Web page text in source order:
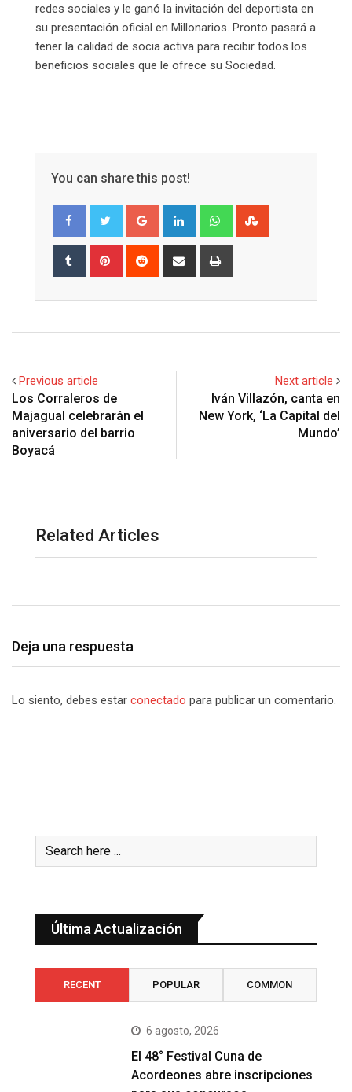
redes sociales y le ganó la invitación del deportista en
su presentación oficial en Millonarios. Pronto pasará a
tener la calidad de socia activa para recibir todos los
beneficios sociales que le ofrece su Sociedad.
You can share this post!
Google+ LinkedIn Whatsapp
Tumblr Pinterest Reddit
Share
Previous article
Los Corraleros de
Majagual celebrarán el
aniversario del barrio
Boyacá
Next article
Iván Villazón, canta en
New York, ‘La Capital del
Mundo’
Related Articles
Deja una respuesta
Lo siento, debes estar conectado para publicar un comentario.
Última Actualización
RECENT POPULAR COMMON
6 agosto, 2026
El 48° Festival Cuna de
Acordeones abre inscripciones